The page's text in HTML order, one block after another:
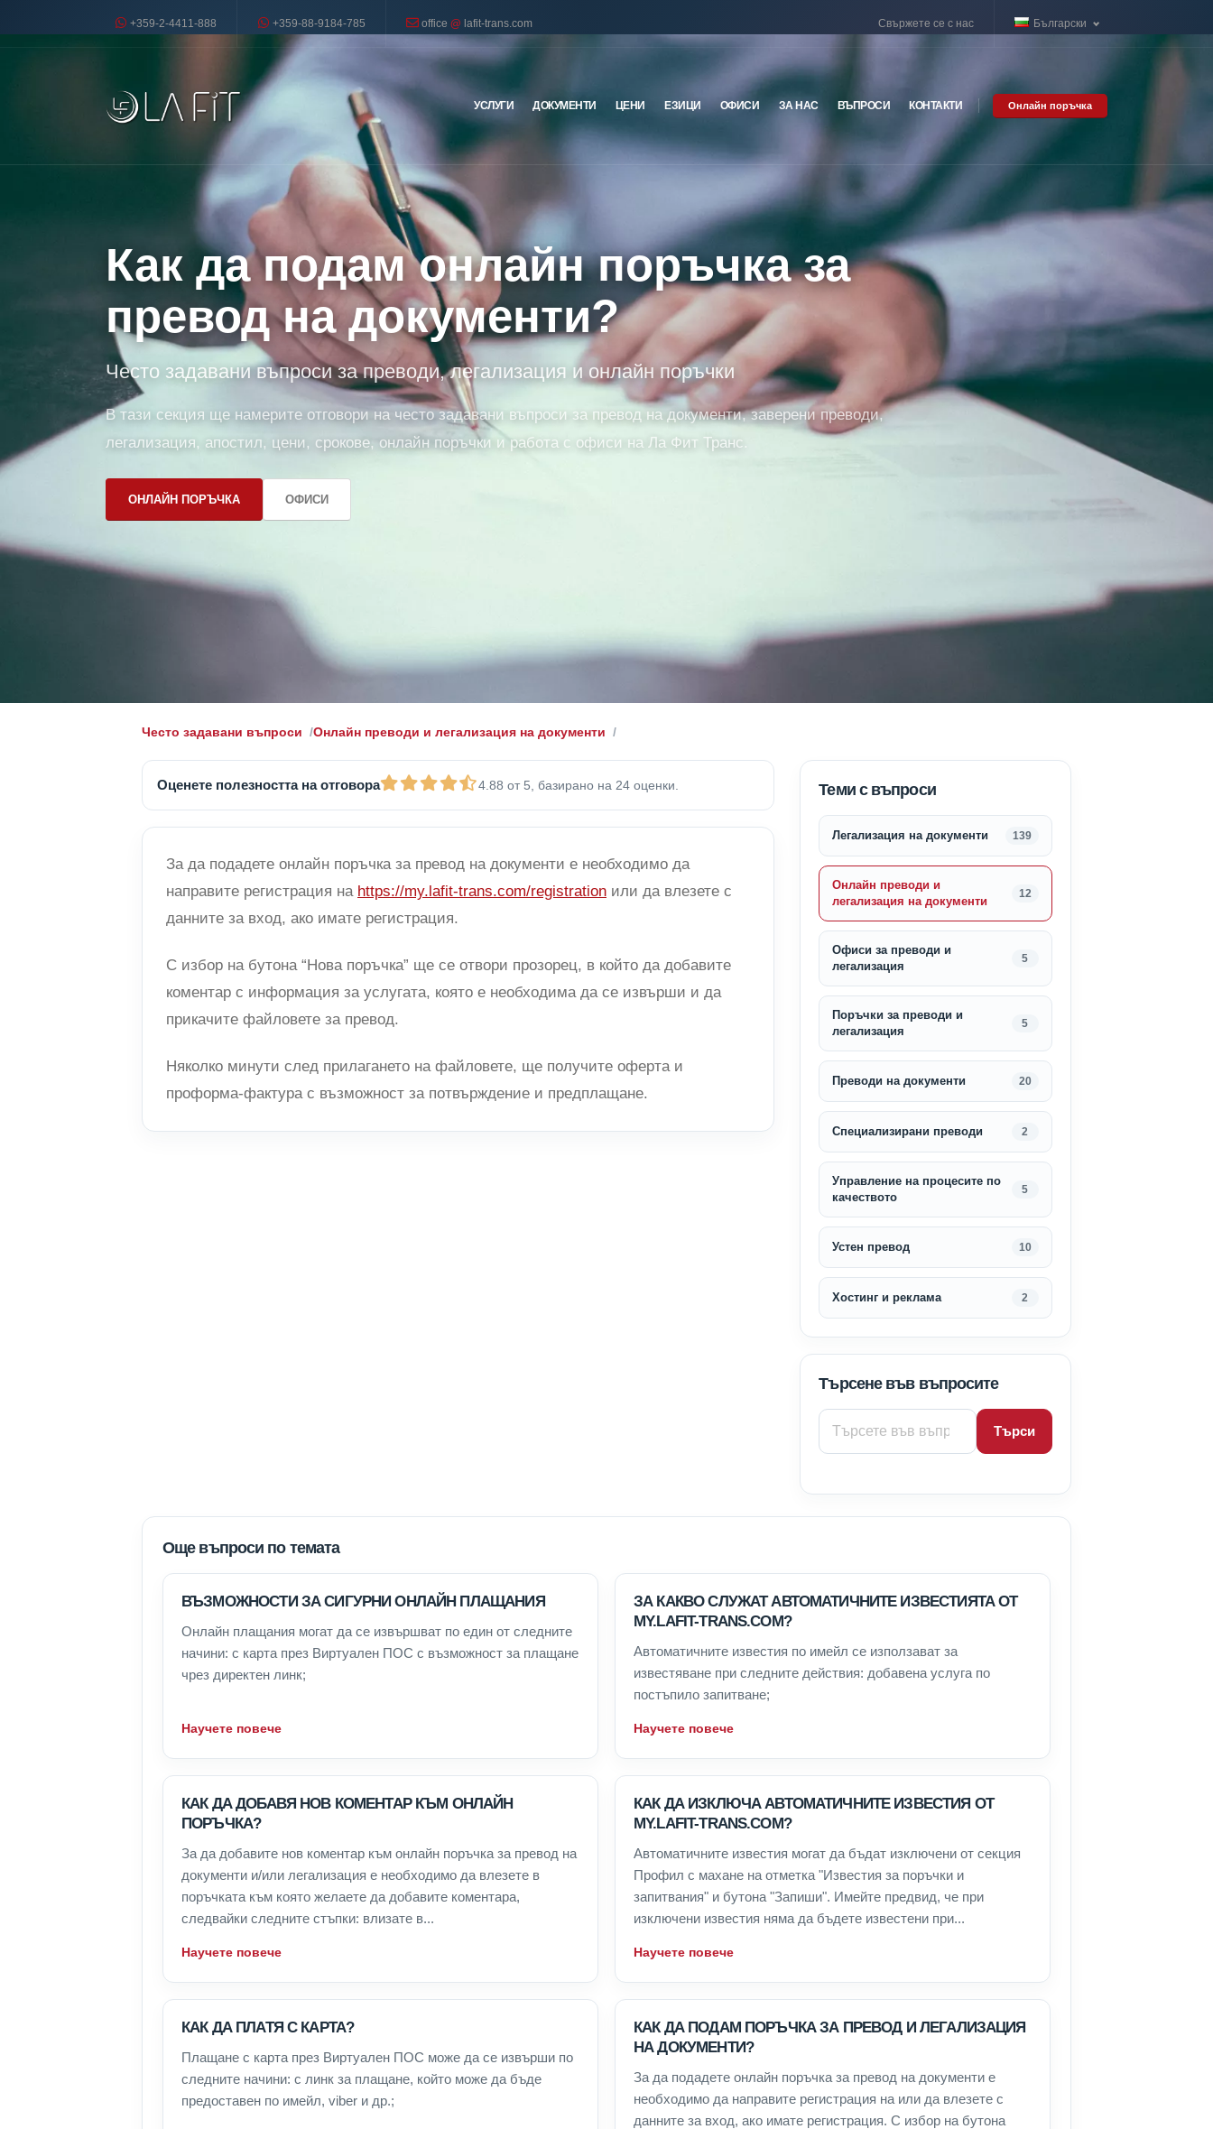
+359-2-4411-888 +359-88-9184-785 office@ lafit-trans.com Свържете се с нас Български
УСЛУГИ ДОКУМЕНТИ ЦЕНИ ЕЗИЦИ ОФИСИ ЗА НАС ВЪПРОСИ КОНТАКТИ Онлайн поръчка
Как да подам онлайн поръчка за
превод на документи?
Често задавани въпроси за преводи, легализация и онлайн поръчки
В тази секция ще намерите отговори на често задавани въпроси за превод на документи, заверени преводи,
легализация, апостил, цени, срокове, онлайн поръчки и работа с офиси на Ла Фит Транс.
ОНЛАЙН ПОРЪЧКА ОФИСИ
Често задавани въпроси Онлайн преводи и легализация на документи
Оценете полезността на отговора 4.88 от 5, базирано на 24 оценки.
За да подадете онлайн поръчка за превод на документи е необходимо да
направите регистрация на https://my.lafit-trans.com/registration или да влезете с
данните за вход, ако имате регистрация.
С избор на бутона “Нова поръчка” ще се отвори прозорец, в който да добавите
коментар с информация за услугата, която е необходима да се извърши и да
прикачите файловете за превод.
Няколко минути след прилагането на файловете, ще получите оферта и
проформа-фактура с възможност за потвърждение и предплащане.
Теми с въпроси
Легализация на документи 139
Онлайн преводи и
легализация на документи
12
Офиси за преводи и
легализация
5
Поръчки за преводи и
легализация
5
Преводи на документи 20
Специализирани преводи 2
Управление на процесите по
качеството
5
Устен превод 10
Хостинг и реклама 2
Търсене във въпросите
Търси
Още въпроси по темата
ВЪЗМОЖНОСТИ ЗА СИГУРНИ ОНЛАЙН ПЛАЩАНИЯ
Онлайн плащания могат да се извършват по един от следните
начини: с карта през Виртуален ПОС с възможност за плащане
чрез директен линк;
Научете повече
ЗА КАКВО СЛУЖАТ АВТОМАТИЧНИТЕ ИЗВЕСТИЯТА ОТ
MY.LAFIT-TRANS.COM?
Автоматичните известия по имейл се използават за
известяване при следните действия: добавена услуга по
постъпило запитване;
Научете повече
КАК ДА ДОБАВЯ НОВ КОМЕНТАР КЪМ ОНЛАЙН
ПОРЪЧКА?
За да добавите нов коментар към онлайн поръчка за превод на
документи и/или легализация е необходимо да влезете в
поръчката към която желаете да добавите коментара,
следвайки следните стъпки: влизате в...
Научете повече
КАК ДА ИЗКЛЮЧА АВТОМАТИЧНИТЕ ИЗВЕСТИЯ ОТ
MY.LAFIT-TRANS.COM?
Автоматичните известия могат да бъдат изключени от секция
Профил с махане на отметка "Известия за поръчки и
запитвания" и бутона "Запиши". Имейте предвид, че при
изключени известия няма да бъдете известени при...
Научете повече
КАК ДА ПЛАТЯ С КАРТА?
Плащане с карта през Виртуален ПОС може да се извърши по
следните начини: с линк за плащане, който може да бъде
предоставен по имейл, viber и др.;
КАК ДА ПОДАМ ПОРЪЧКА ЗА ПРЕВОД И ЛЕГАЛИЗАЦИЯ
НА ДОКУМЕНТИ?
За да подадете онлайн поръчка за превод на документи е
необходимо да направите регистрация на или да влезете с
данните за вход, ако имате регистрация. С избор на бутона